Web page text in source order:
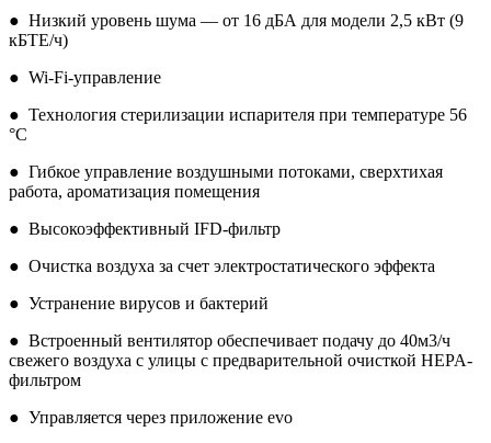
● Низкий уровень шума — от 16 дБА для модели 2,5 кВт (9
кБТЕ/ч)
● Wi-Fi-управление
● Технология стерилизации испарителя при температуре 56
°С
● Гибкое управление воздушными потоками, сверхтихая
работа, ароматизация помещения
● Высокоэффективный IFD-фильтр
● Очистка воздуха за счет электростатического эффекта
● Устранение вирусов и бактерий
● Встроенный вентилятор обеспечивает подачу до 40м3/ч
свежего воздуха с улицы с предварительной очисткой HEPA-
фильтром
● Управляется через приложение evo